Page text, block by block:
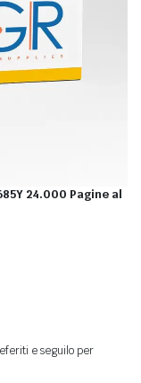
24.000 Pagine al